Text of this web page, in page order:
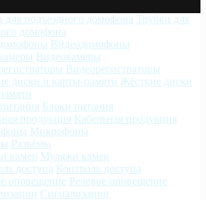
Трубки для
домофона
Видеодомофоны
Видеокамеры
Видеорегистраторы
Жёсткие диски
Блоки питания
Кабельная продукция
Микрофоны
Разъёмы
Муляжи камер
Контроль доступа
Речевое оповещение
Сигнализации